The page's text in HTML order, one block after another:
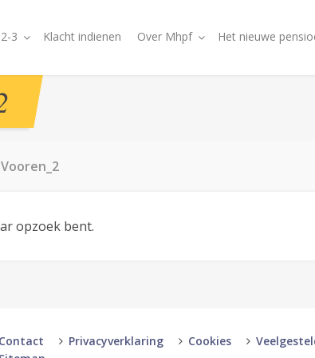
3 Klacht indienen Over Mhpf Het nieuwe
opzoek bent.
Contact Privacyverklaring Cookies